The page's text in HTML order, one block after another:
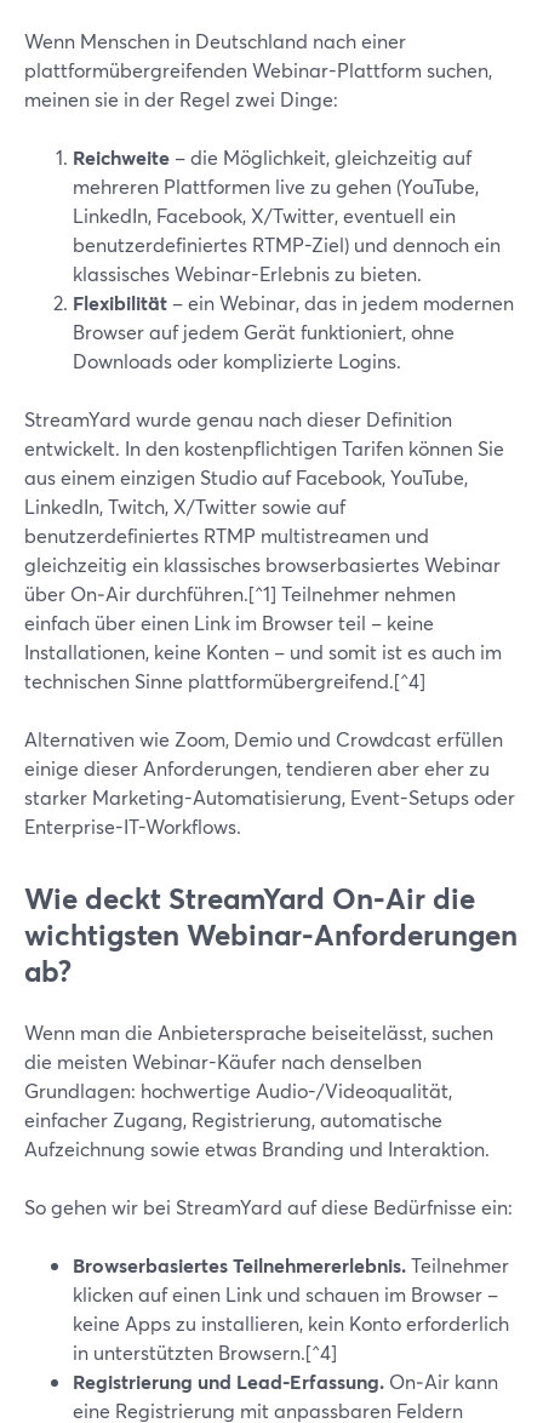
Wenn Menschen in Deutschland nach einer
plattformübergreifenden Webinar-Plattform suchen,
meinen sie in der Regel zwei Dinge:
Reichweite – die Möglichkeit, gleichzeitig auf
mehreren Plattformen live zu gehen (YouTube,
LinkedIn, Facebook, X/Twitter, eventuell ein
benutzerdefiniertes RTMP-Ziel) und dennoch ein
klassisches Webinar-Erlebnis zu bieten.
Flexibilität – ein Webinar, das in jedem modernen
Browser auf jedem Gerät funktioniert, ohne
Downloads oder komplizierte Logins.
StreamYard wurde genau nach dieser Definition
entwickelt. In den kostenpflichtigen Tarifen können Sie
aus einem einzigen Studio auf Facebook, YouTube,
LinkedIn, Twitch, X/Twitter sowie auf
benutzerdefiniertes RTMP multistreamen und
gleichzeitig ein klassisches browserbasiertes Webinar
über On‑Air durchführen.[^1] Teilnehmer nehmen
einfach über einen Link im Browser teil – keine
Installationen, keine Konten – und somit ist es auch im
technischen Sinne plattformübergreifend.[^4]
Alternativen wie Zoom, Demio und Crowdcast erfüllen
einige dieser Anforderungen, tendieren aber eher zu
starker Marketing-Automatisierung, Event-Setups oder
Enterprise-IT-Workflows.
Wie deckt StreamYard On‑Air die
wichtigsten Webinar-Anforderungen
ab?
Wenn man die Anbietersprache beiseitelässt, suchen
die meisten Webinar-Käufer nach denselben
Grundlagen: hochwertige Audio-/Videoqualität,
einfacher Zugang, Registrierung, automatische
Aufzeichnung sowie etwas Branding und Interaktion.
So gehen wir bei StreamYard auf diese Bedürfnisse ein:
Browserbasiertes Teilnehmererlebnis.Teilnehmer
klicken auf einen Link und schauen im Browser –
keine Apps zu installieren, kein Konto erforderlich
in unterstützten Browsern.[^4]
Registrierung und Lead-Erfassung. On‑Air kann
eine Registrierung mit anpassbaren Feldern